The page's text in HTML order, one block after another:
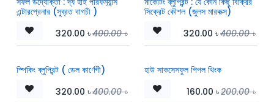
এন্টারপ্রেনার (সুব্রত বাগচী )
320.00 ৳400.00৳
সিক্রেট কৌশল (জুলস মারকক্স)
320.00 ৳400.00৳
স্পিকিং ব্লুপ্রিন্ট ( ডেল কার্ণেগী)
320.00 ৳400.00৳
হাউ সাকসেসফুল পিপল থিংক
160.00 ৳200.00৳